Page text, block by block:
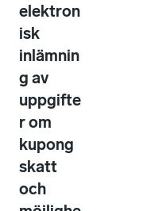
elektron
isk
inlämnin
g av
uppgifte
r om
kupong
skatt
och